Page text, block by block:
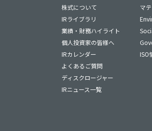
株式について
IRライブラリ
業績・財務ハイライト
個人投資家の皆様へ
IRカレンダー
よくあるご質問
ディスクロージャー
IRニュース一覧
マ
ISO